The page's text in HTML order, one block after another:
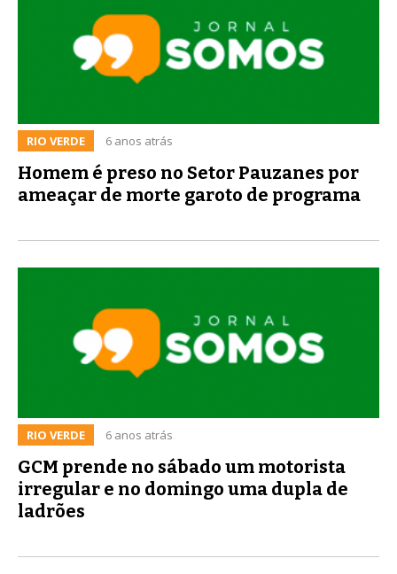
RIO VERDE 6 anos atrás
Homem é preso no Setor Pauzanes por
ameaçar de morte garoto de programa
RIO VERDE 6 anos atrás
GCM prende no sábado um motorista
irregular e no domingo uma dupla de
ladrões